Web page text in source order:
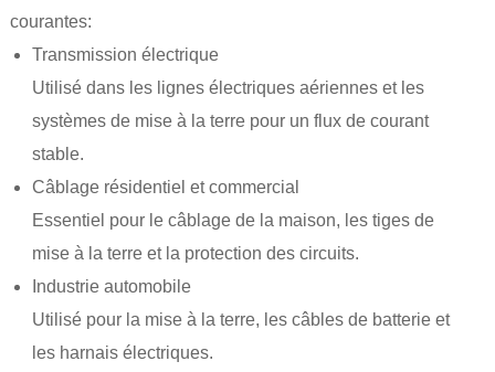
courantes:
Transmission électrique
Utilisé dans les lignes électriques aériennes et les
systèmes de mise à la terre pour un flux de courant
stable.
Câblage résidentiel et commercial
Essentiel pour le câblage de la maison, les tiges de
mise à la terre et la protection des circuits.
Industrie automobile
Utilisé pour la mise à la terre, les câbles de batterie et
les harnais électriques.